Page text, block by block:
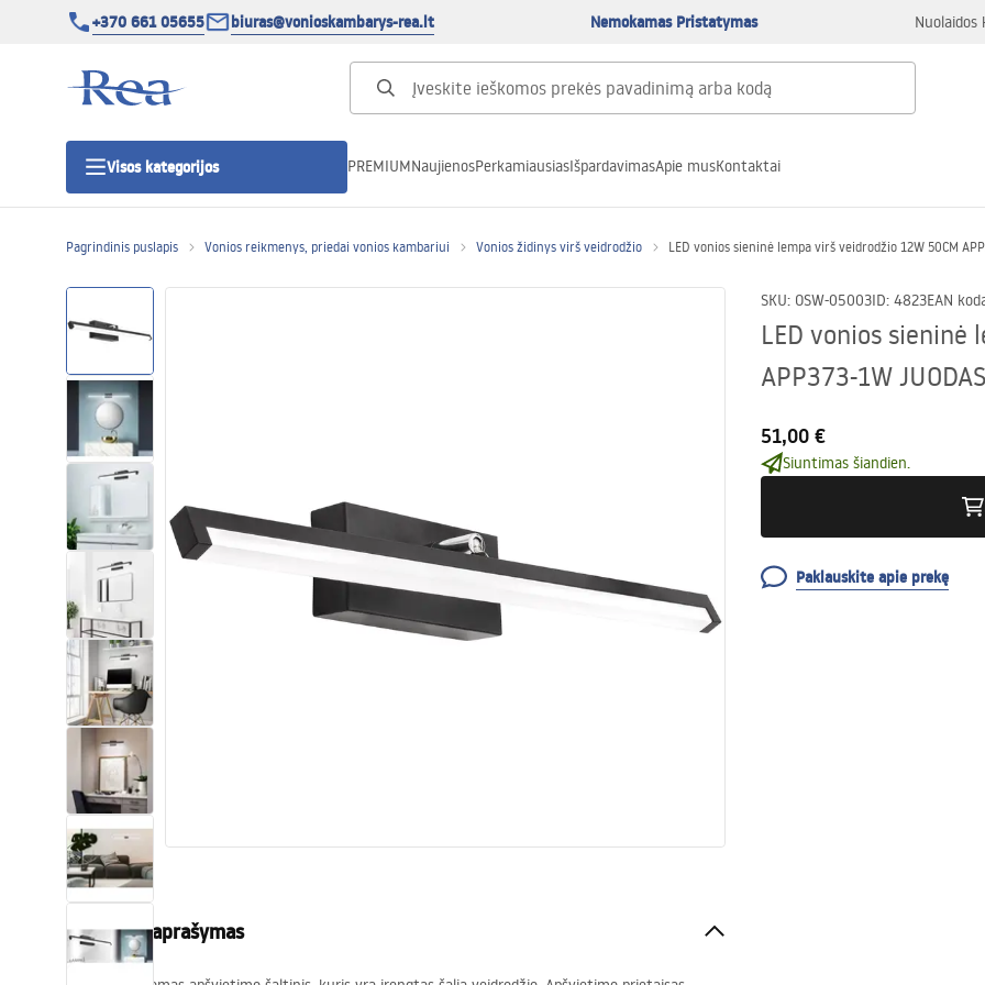
+370 661 05655 biuras@vonioskambarys-rea.lt Nemokamas Pristatymas Nuolaidos
Visos kategorijos
Dušo durys
Vonios dušo padėklai
Linijiniai dušo kanalai
Tualetai
Praustuvas
Vonios ir ekranai
Vonios maišytuvai
Vonios dušai
Virtuvė
Vonios aksesuarai ir baldai
PREMIUMNaujienosPerkamiausiasIšpardavimasApie musKontaktai
Pagrindinis puslapis Vonios reikmenys, priedai vonios kambariui Vonios židinys virš veidrodžio LED vonios sieninė lempa virš veidrodžio 12W 50CM
SKU: OSW-05003ID: 4823EAN
LED vonios sieninė
APP373-1W JUODAS
51,00 €
Siuntimas šiandien.
Paklauskite apie prekę
Produkto aprašymas